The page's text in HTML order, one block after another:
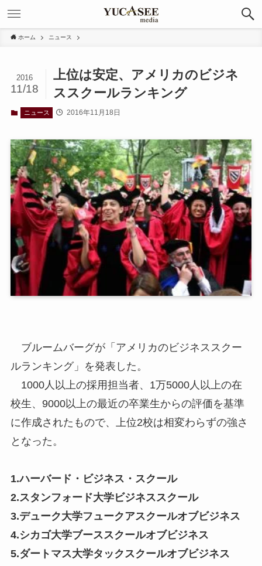
ホーム ニュース
上位は安定、アメリカのビジネ
ススクールランキング
2016
11/18
ニュース 2016年11月18日
ブルームバーグが「アメリカのビジネススクー
ルランキング」を発表した。
1000人以上の採用担当者、1万5000人以上の在
校生、9000以上の最近の卒業生からの評価を基準
に作成されたもので、上位2校は相変わらずの強さ
となった。
1.ハーバード・ビジネス・スクール
2.スタンフォード大学ビジネススクール
3.デューク大学フュークアスクールオブビジネス
4.シカゴ大学ブーススクールオブビジネス
5.ダートマス大学タックスクールオブビジネス